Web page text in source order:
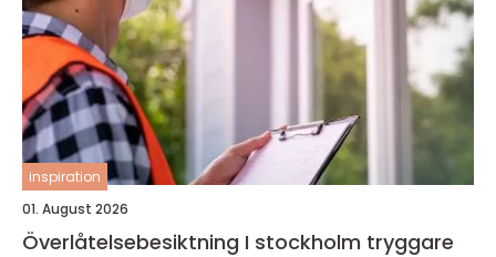
inspiration
01. August 2026
Överlåtelsebesiktning I stockholm tryggare